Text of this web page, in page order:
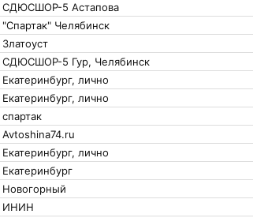
СДЮСШОР-5 Астапова
"Спартак" Челябинск
Златоуст
СДЮСШОР-5 Гур, Челябинск
Екатеринбург, лично
Екатеринбург, лично
спартак
Avtoshina74.ru
Екатеринбург, лично
Екатеринбург
Новогорный
ИНИН